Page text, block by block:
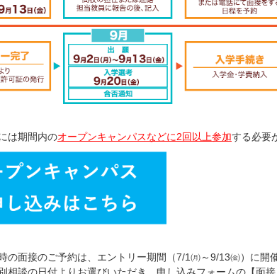
は期間内のオープンキャンパスなどに2回以上参加する必要
の面接のご予約は、 エントリー期間（7/1㈪～9/13㈮）に開